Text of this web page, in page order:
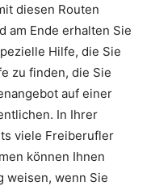
diesen Routen
am Ende erhalten Sie
Hilfe, die Sie
zu finden, die Sie
auf einer
In Ihrer
viele Freiberufler
können Ihnen
weisen, wenn Sie